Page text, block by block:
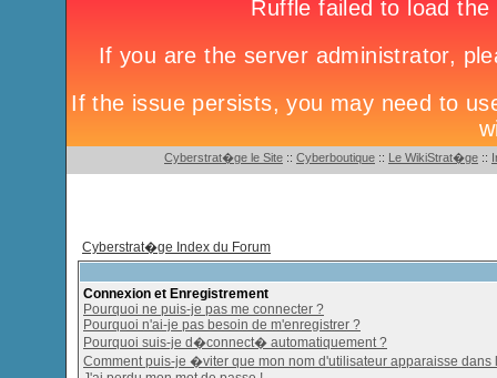
Cyberstrat�ge le Site :: Cyberboutique :: Le WikiStrat�ge ::
Cyberstrat�ge Index du Forum
Connexion et Enregistrement
Pourquoi ne puis-je pas me connecter ?
Pourquoi n'ai-je pas besoin de m'enregistrer ?
Pourquoi suis-je d�connect� automatiquement ?
Comment puis-je �viter que mon nom d'utilisateur apparaisse dans